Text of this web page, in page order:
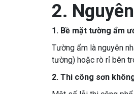
2.
1. Bề mặt tường ẩm
Tường ẩm là nguyên
tường) hoặc rò rỉ bên
2. Thi công sơn